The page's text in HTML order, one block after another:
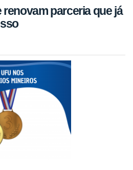
renovam parceria que já